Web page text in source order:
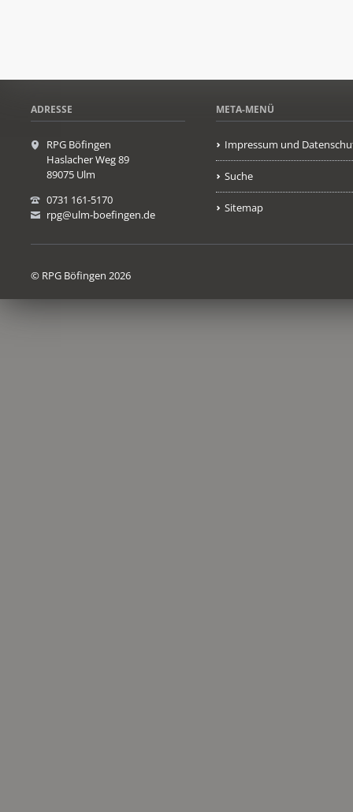
ADRESSE
RPG Böfingen
Haslacher Weg 89
89075 Ulm
0731 161-5170
rpg@ulm-boefingen.de
META-MENÜ
Impressum und
Suche
Sitemap
© RPG Böfingen 2026